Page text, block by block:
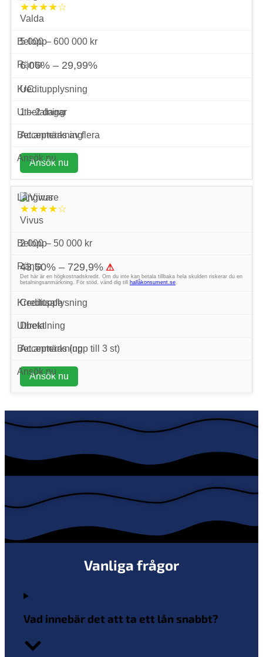
★★★★☆
Valda
5 000 – 600 000 kr
6,06% – 29,99%
UC
1 – 2 dagar
Accepteras av flera
Ansök nu
★★★★☆
Vivus
2 000 – 50 000 kr
43,50% – 729,9% ⚠
Det här är en högkostnadskredit. Om du inte kan betala tillbaka hela skulden riskerar du en
betalningsanmärkning. För stöd, vänd dig till hallåkonsument.se
Creditsafe
Direkt
Accepteras (upp till 3 st)
Ansök nu
Vanliga frågor
Vad innebär det att ta ett lån snabbt?